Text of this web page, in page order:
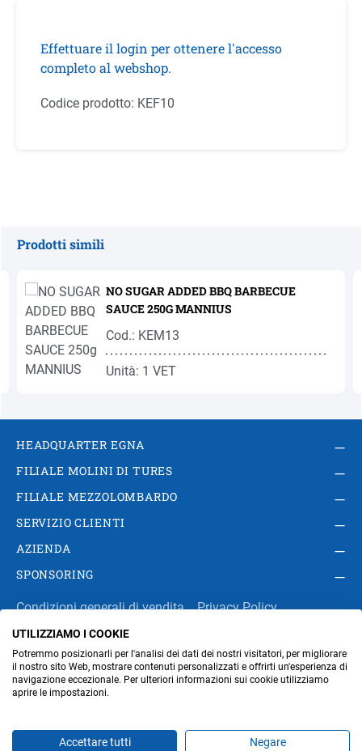
Effettuare il login per ottenere l'accesso
completo al webshop.
Codice prodotto: KEF10
Prodotti simili
NO SUGAR ADDED BBQ BARBECUE
SAUCE 250G MANNIUS
Cod.: KEM13
Unità: 1 VET
HEADQUARTER EGNA
FILIALE MOLINI DI TURES
FILIALE MEZZOLOMBARDO
SERVIZIO CLIENTI
AZIENDA
SPONSORING
Condizioni generali di vendita
Privacy Policy
Impressum
Modifica impostazioni dei cookie
Amministrazione
UTILIZZIAMO I COOKIE
Potremmo posizionarli per l'analisi dei dati dei nostri visitatori, per migliorare
il nostro sito Web, mostrare contenuti personalizzati e offrirti un'esperienza di
navigazione eccezionale. Per ulteriori informazioni sui cookie utilizziamo
aprire le impostazioni.
Accettare tutti Negare